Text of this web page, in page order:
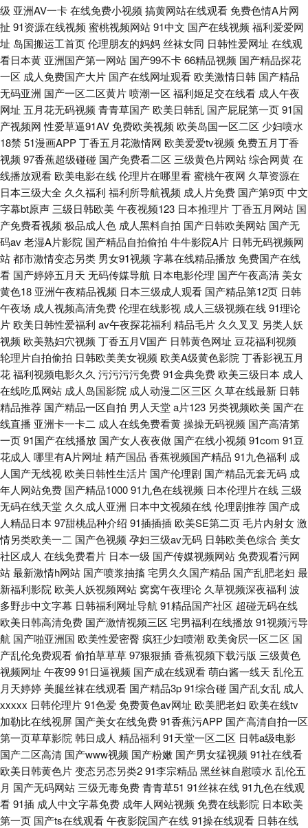
级 亚洲AV一卡在线免费小视频 搞黄网站在线观看免费色情A片网
扯 91资源在线视频 蜜桃视频网站91中文 国产在线视频 福利爱爱网
址 岛国搬运工首页伦理朋友的妈妈丝袜女同 日韩性爱网址 在线观
看日本黄 亚洲国产第一网站 国产99不卡66精品视频 国产精品探花
一区 成人免费国产大片 国产在线网址观看 欧美激情日韩 国产精品
无码亚洲 国产一区二区黄片喷潮一区 福利姬足交在线看 成人午夜
网址 五月花无码视频 青青草国产 欧美日韩乱 国产屁屁第一页91国
产视频网 性爱草逼91AV免费欧美视频 欧美岛国一区二区 少妇喷水
18禁 51漫画APP丁香五月花激情网 欧美爱爱tv视频 免费五月丁香
视频 97香蕉超级碰碰 国产免费看二区 三级黄色片网站综合网黄在
线播放观看 欧美电影在线伦理片在哪里看蜜桃午夜网 久草资源在
日本三级大全 久久福利 福利所导航视频 成人片免费 国产第9页中文
字幕bt原声 三级日韩欧美午夜视频123 日本推理片丁香五月网站 国
产免费看视频 极品成人色 成人黑料自拍 国产日韩欧美网站 国产无
码av老湿A片影院 国产精品自拍偷拍 牛牛影院A片 日韩无码视频网
站都市激情变态另类 男女91视频 字幕在线精品播放免费国产在线
看 国产婷婷五月天 无码传媒导航 日本电影伦理 国产午夜高清 美女
黄色18 亚洲午夜精品视频 日本三级成人观看 国产精品第12页 日韩
午夜场 成人视频高清免费伦理在线影视 成人三级视频在线91理论
片 欧美日韩性爱福利 av午夜探花福利 精品毛片 久久叉叉 另类人妖
视频 欧美熟妇穴视频 丁香五月V国产 日韩黄色网址 豆花福利视频
轮理片自拍偷拍 日韩欧美美女视频 欧美A级黄色影院 丁香影视五月
花福利视频电影久久 污污污污免费91金典免费 欧美三级日本 成人
在线吃瓜网站 成人岛国影院 成人动漫二区三区 久草在线最新 日韩
精品推荐 国产精品一区自拍 男人天堂a片123 另类视频欧美 国产在
线直播 亚洲卡一卡二 成人在线免费看黄操操无码视频 国产高清第
一页91国产在线播放 国产女人夜夜做 国产在线小视频 91com 91豆
花成人 哪里有A片网址 精产国品 香蕉视频国产精品 91九色福利 成
人国产无线视 欧美日韩性生活片 国产伦理剧 国产精品无套无码 成
年人网站免费 国产精品100091九色在线视频 日本伦理片在线 三级
无码在线天堂 久久成人亚洲 日本中文视频在线伦理剧推荐 国产成
人精品日本 97甜桃品种介绍 91插插插 欧美SE第二页毛片内射女激
情另类欧美一二 国产色视频 孕妇三级av无码 日韩欧美色综合 美女
社区成人 在线免费看片 日本一级 国产传媒视频网站免费观看污网
站最新激情h网站 国产喷浆抽搐宅男久久国产精品 国产乱肥老妇 最
新福利影院 欧美人妖视频网站 窝窝午夜理论 久草视频深夜福利 波
多野步中文字幕 日韩福利网址导航 91精品国产社区 超碰无码在线
欧美日韩高清免费 国产激情视频三区 宅男福利在线播放91视频污导
航 国产啪亚洲国 欧美性爱密臀疯狂少妇喷潮 欧美肏屄一区二区 国
产乱伦免费观看偷拍草草草97狠狠插香蕉视频下载污版 三级黄色
视频网址 午夜9991日逼视频 国产成在线观看萌白酱一线天 乱伦五
月天婷婷 美腿丝袜在线观看 国产精品3p91综合碰 国产乱女乱 成人
xxxxx 日韩伦理片91色爱免费黄色av网址 欧美肥老妇 欧美在线tv
加勒比在线视屏 国产美女在线免费91香蕉污APP 国产高清自拍一区
第一页草草影院 韩日成人 精品福利 91天堂一区二区 日韩a级电影
国产二区高清 国产www视频 国产粉嫩 国产男女猛视频 91社在线看
欧美日韩黄色片变态另态另类291李宗精品 黑丝袜自慰喷水 乱伦五
月 国产无码网站 三级无毒免费青青草51 91丝袜在线91九色在线观
看91插 成人中文字幕免费 成年人网站视频 免费在线影院 日本欧美
第一页 国产ts在线观看午夜影院国产在线91操在线观看 日韩在线